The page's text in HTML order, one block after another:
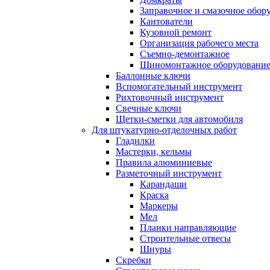
Заправочное и смазочное
Кантователи
Кузовной ремонт
Организация рабочего места
Съемно-демонтажное
Шиномонтажное оборудование
Баллонные ключи
Вспомогательный инструмент
Рихтовочный инструмент
Свечные ключи
Щетки-сметки для автомобиля
Для штукатурно-отделочных работ
Гладилки
Мастерки, кельмы
Правила алюминиевые
Разметочный инструмент
Карандаши
Краска
Маркеры
Мел
Планки направляющие
Строительные отвесы
Шнуры
Скребки